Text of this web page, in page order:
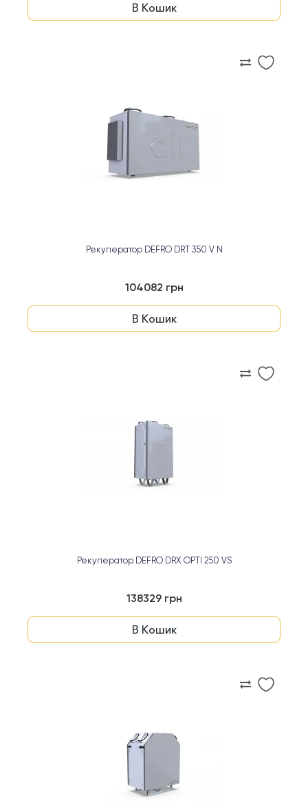
В Кошик
Рекуператор DEFRO DRT 350 V N
104082 грн
В Кошик
Рекуператор DEFRO DRX OPTI 250 VS
138329 грн
В Кошик